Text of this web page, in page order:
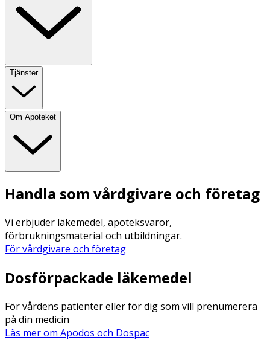
Tjänster
Om Apoteket
Handla som vårdgivare och företag
Vi erbjuder läkemedel, apoteksvaror,
förbrukningsmaterial och utbildningar.
För vårdgivare och företag
Dosförpackade läkemedel
För vårdens patienter eller för dig som vill prenumerera
på din medicin
Läs mer om Apodos och Dospac